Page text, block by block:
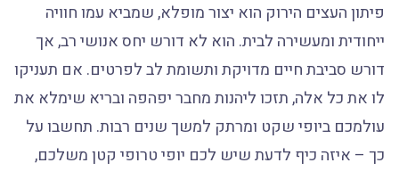
פיתון העצים הירוק הוא יצור מופלא, שמביא עמו חוויה
ייחודית ומעשירה לבית. הוא לא דורש יחס אנושי רב, אך
דורש סביבת חיים מדויקת ותשומת לב לפרטים. אם תעניקו
לו את כל אלה, תזכו ליהנות מחבר יפהפה ובריא שימלא את
עולמכם ביופי שקט ומרתק למשך שנים רבות. תחשבו על
כך – איזה כיף לדעת שיש לכם יופי טרופי קטן משלכם,